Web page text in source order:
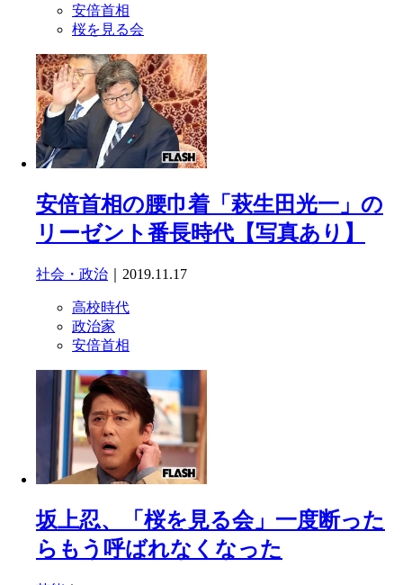
安倍首相
桜を見る会
安倍首相の腰巾着「萩生田光一」の
リーゼント番長時代【写真あり】
社会・政治 ｜2019.11.17
高校時代
政治家
安倍首相
坂上忍、「桜を見る会」一度断った
らもう呼ばれなくなった